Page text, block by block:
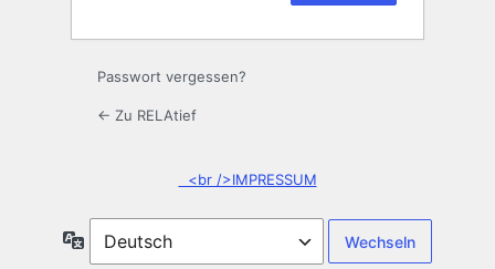
Passwort vergessen?
← Zu RELAtief
<br />IMPRESSUM
Sprache